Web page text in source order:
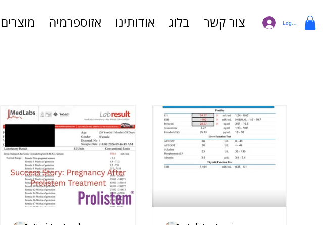
מוצרים אזוספרמיה אודותינו בלוג צור קשר Log In